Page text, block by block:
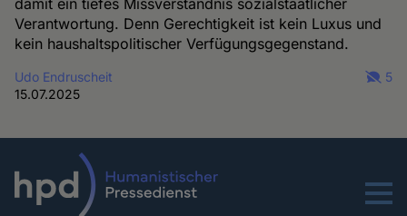
damit ein tiefes Missverständnis sozialstaatlicher
Verantwortung. Denn Gerechtigkeit ist kein Luxus und
kein haushaltspolitischer Verfügungsgegenstand.
Udo Endruscheit
15.07.2025
5
Menu